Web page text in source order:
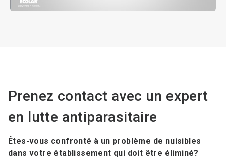
Prenez contact avec un expert
en lutte antiparasitaire
Êtes-vous confronté à un problème de nuisibles
dans votre établissement qui doit être éliminé?